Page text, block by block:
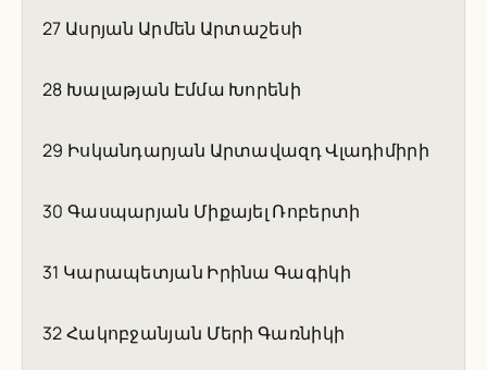
27 Ասրյան Արմեն Արտաշեսի
28 Խալաթյան Էմմա Խորենի
29 Իսկանդարյան Արտավազդ Վլադիմիրի
30 Գասպարյան Միքայել Ռոբերտի
31 Կարապետյան Իրինա Գագիկի
32 Հակոբջանյան Մերի Գառնիկի